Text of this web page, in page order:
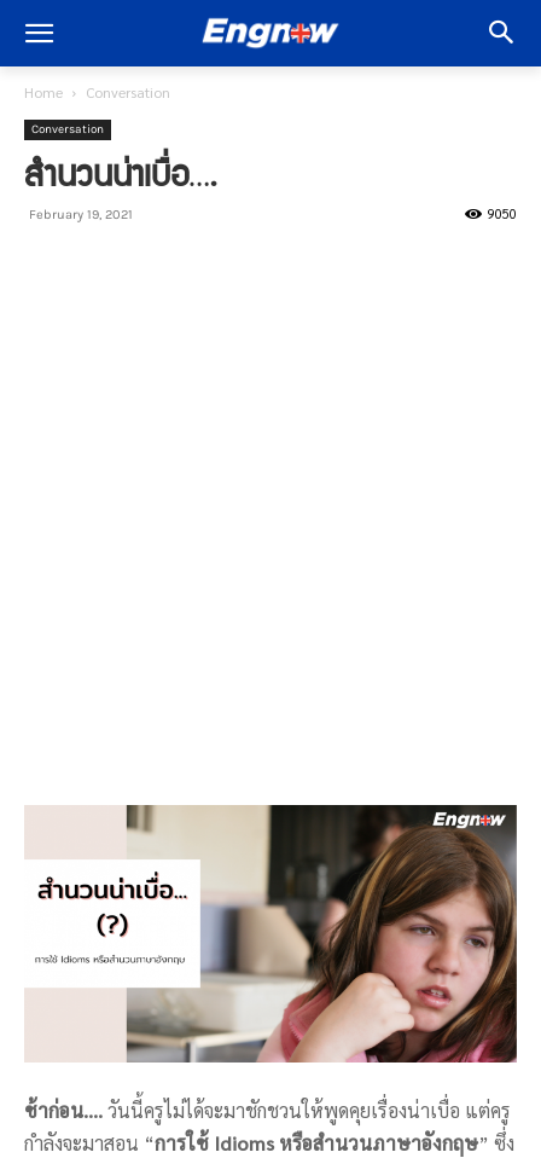
Home Conversation
Conversation
สำนวนน่าเบื่อ….
February 19, 2021 9050
ช้าก่อน….วันนี้ครูไม่ได้จะมาชักชวนให้พูดคุยเรื่องน่าเบื่อ แต่ครู
กำลังจะมาสอน “การใช้ Idioms หรือสำนวนภาษาอังกฤษ” ซึ่ง